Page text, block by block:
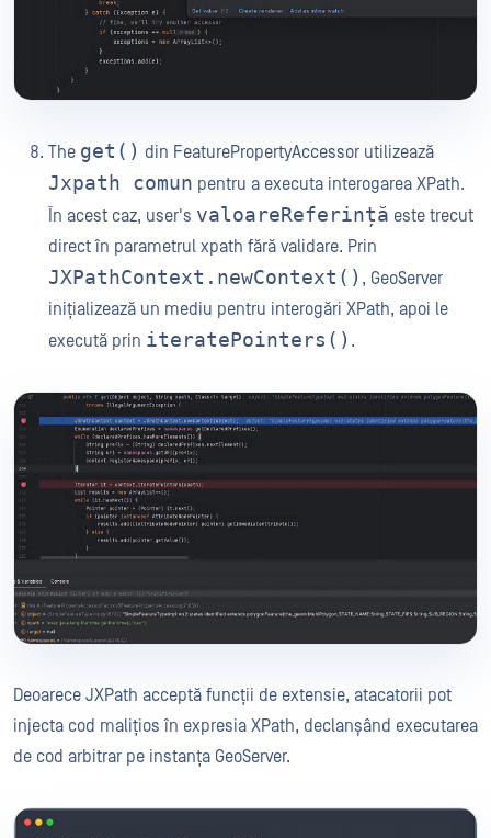
The get() din FeaturePropertyAccessor utilizează
Jxpath comun pentru a executa interogarea XPath.
În acest caz, user's valoareReferință este trecut
direct în parametrul xpath fără validare. Prin
JXPathContext.newContext() , GeoServer
inițializează un mediu pentru interogări XPath, apoi le
execută prin iteratePointers() .
Deoarece JXPath acceptă funcții de extensie, atacatorii pot
injecta cod malițios în expresia XPath, declanșând executarea
de cod arbitrar pe instanța GeoServer.